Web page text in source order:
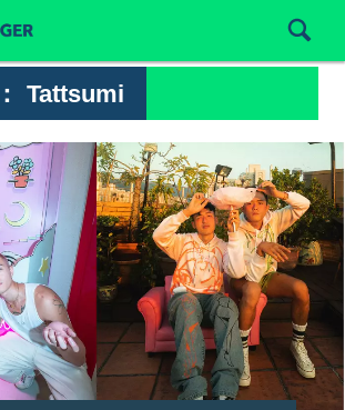
Tattsumi